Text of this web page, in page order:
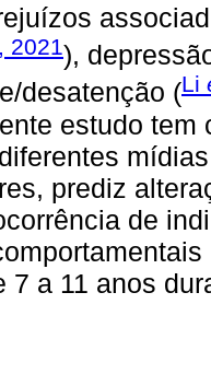
2021),
desatenção (Li
estudo
prediz
de
7 a 11 anos